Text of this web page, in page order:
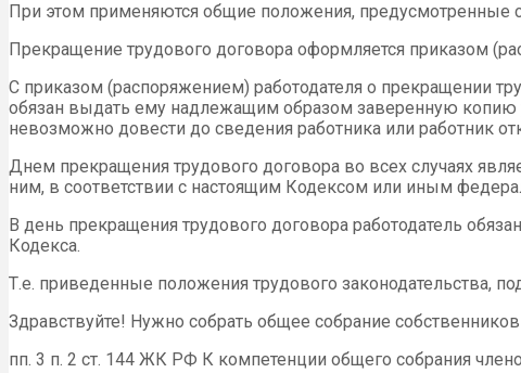
При этом применяются общие положения, предусмотренные
Прекращение трудового договора оформляется приказом
С приказом (распоряжением) работодателя о прекращении
обязан выдать ему надлежащим образом заверенную копию
невозможно довести до сведения работника или работник
Днем прекращения трудового договора во всех случаях
ним, в соответствии с настоящим Кодексом или иным
В день прекращения трудового договора работодатель
Кодекса.
Т.е. приведенные положения трудового законодательства,
Здравствуйте! Нужно собрать общее собрание
пп. 3 п. 2 ст. 144 ЖК РФ К компетенции общего собрания